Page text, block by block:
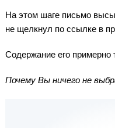
На этом шаге письмо
не щелкнул по ссылке в
Содержание его примерно
Почему Вы ничего не